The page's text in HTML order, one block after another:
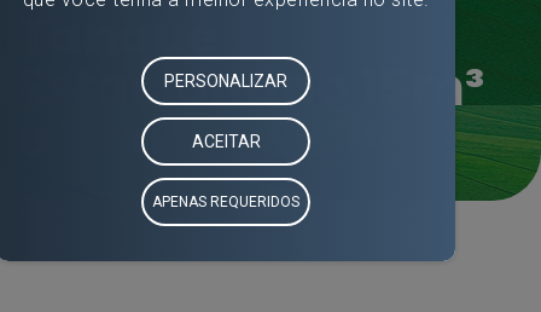
Tanque
Estacionário 15m³
e 18m³